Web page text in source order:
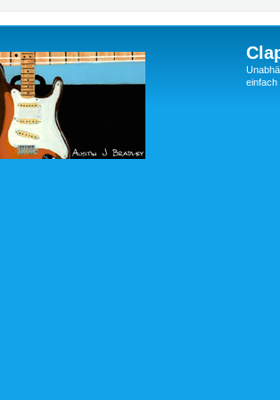
einfach